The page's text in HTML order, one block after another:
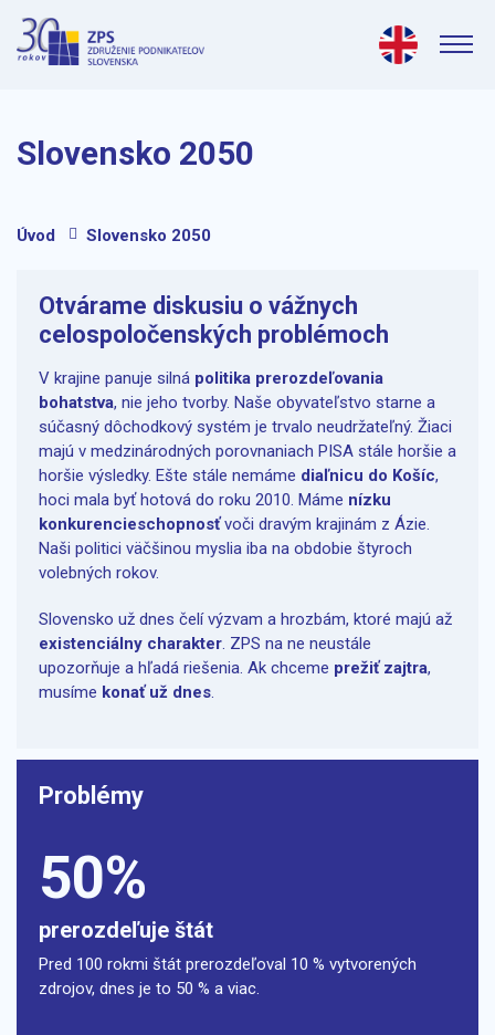
Slovensko 2050
Úvod Slovensko 2050
Otvárame diskusiu o vážnych
celospoločenských problémoch
V krajine panuje silná politika prerozdeľovania
bohatstva, nie jeho tvorby. Naše obyvateľstvo starne a
súčasný dôchodkový systém je trvalo neudržateľný. Žiaci
majú v medzinárodných porovnaniach PISA stále horšie a
horšie výsledky. Ešte stále nemáme diaľnicu do Košíc,
hoci mala byť hotová do roku 2010. Máme nízku
konkurencieschopnosťvoči dravým krajinám z Ázie.
Naši politici väčšinou myslia iba na obdobie štyroch
volebných rokov.
Slovensko už dnes čelí výzvam a hrozbám, ktoré majú až
existenciálny charakter. ZPS na ne neustále
upozorňuje a hľadá riešenia. Ak chceme prežiť zajtra,
musíme konať už dnes.
Problémy
50%
prerozdeľuje štát
Pred 100 rokmi štát prerozdeľoval 10 % vytvorených
zdrojov, dnes je to 50 % a viac.